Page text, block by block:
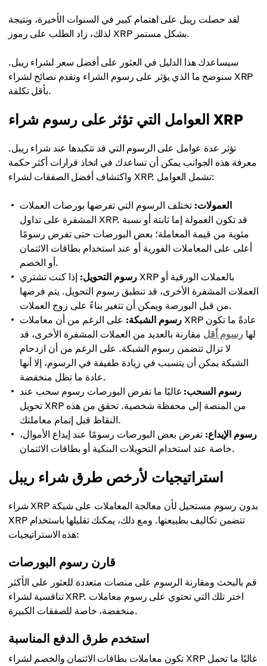
لقد حصلت ريبل على اهتمام كبير في السنوات الأخيرة، ونتيجة
لذلك، زاد الطلب على رموز XRP بشكل مستمر.
سيساعدك هذا الدليل في العثور على أفضل سعر لشراء ريبل.
سنوضح ما الذي يؤثر على رسوم الشراء ونقدم نصائح لشراء XRP
بأقل تكلفة.
العوامل التي تؤثر على رسوم شراء XRP
تؤثر عدة عوامل على الرسوم التي قد تتكبدها عند شراء ريبل.
معرفة هذه الجوانب يمكن أن تساعدك في اتخاذ قرارات أكثر حكمة
واكتشاف أفضل الصفقات لشراء XRP. تشمل العوامل:
العمولات: تختلف الرسوم التي تفرضها بورصات العملات
المشفرة على تداول XRP. قد تكون العمولة إما ثابتة أو نسبة
مئوية من قيمة المعاملة؛ بعض البورصات حتى تفرض رسومًا
أعلى على المعاملات الفورية أو عند استخدام بطاقات الائتمان
أو الخصم.
رسوم التحويل: إذا كنت تشتري XRP بالعملات الورقية أو
العملات المشفرة الأخرى، قد تنطبق رسوم التحويل. يتم فرضها
من قبل البورصة ويمكن أن تتغير بناءً على زوج العملات.
رسوم الشبكة: على الرغم من أن معاملات XRP عادةً ما تكون
لها رسوم أقل مقارنة بالعديد من العملات المشفرة الأخرى، قد
لا تزال تتضمن رسوم الشبكة. على الرغم من أن ازدحام
الشبكة يمكن أن يتسبب في زيادة طفيفة في الرسوم، إلا أنها
عادة ما تظل منخفضة.
رسوم السحب: غالبًا ما تفرض البورصات رسوم سحب عند
تحويل XRP من المنصة إلى محفظة شخصية. تحقق من هذه
النقاط قبل إتمام معاملتك.
رسوم الإيداع: تفرض بعض البورصات رسومًا عند إيداع الأموال،
خاصة عند استخدام التحويلات البنكية أو بطاقات الائتمان.
استراتيجيات لأرخص طرق شراء ريبل
شراء XRP بدون رسوم مستحيل لأن معالجة المعاملات على شبكة
XRP تتضمن تكاليف بطبيعتها. ومع ذلك، يمكنك تقليلها باستخدام
هذه الاستراتيجيات:
قارن رسوم البورصات
قم بالبحث ومقارنة الرسوم على منصات متعددة للعثور على الأكثر
تنافسية لشراء XRP. اختر تلك التي تحتوي على رسوم معاملات
منخفضة، خاصة للصفقات الكبيرة.
استخدم طرق الدفع المناسبة
تكون معاملات بطاقات الائتمان والخصم لشراء XRP غالبًا ما تحمل